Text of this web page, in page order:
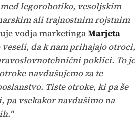
legorobotiko, vesoljskim
ali trajnostnim rojstnim
vodja marketingaMarjeta
veseli, da k nam prihajajo otroci,
poklici. To je
navdušujemo za te
Tiste otroke, ki pa še
pa vsekakor navdušimo na